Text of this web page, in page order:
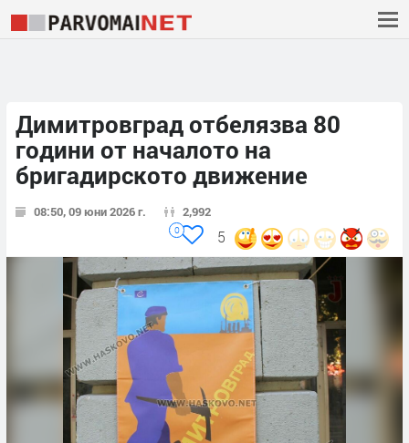
Димитровград отбелязва 80
години от началото на
бригадирското движение
08:50, 09 юни 2026 г. 2,992
5
0